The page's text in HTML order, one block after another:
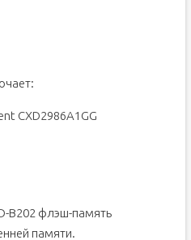
CXD2986A1GG
B202 флэш-память
памяти.